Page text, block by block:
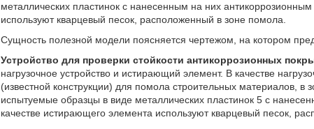
металлических пластинок с нанесенным на них
используют кварцевый песок, расположенный в зоне помола.
Сущность полезной модели поясняется чертежом, на котором
Устройство для проверки стойкости антикоррозионных
нагрузочное устройство и истирающий элемент. В качестве
(известной конструкции) для помола строительных материалов,
испытуемые образцы в виде металлических пластинок 5 с
качестве истирающего элемента используют кварцевый песок,